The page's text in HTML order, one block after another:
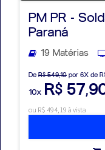
Notícias
PM PR -
Paraná
19 Matérias
De R$ 549,10 por 6X de
10x R$
ou R$ 494,19 à vista